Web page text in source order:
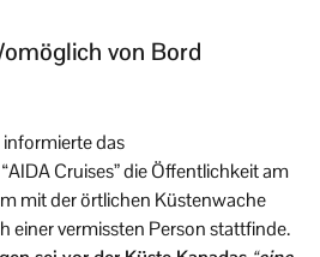
von Bord
das
Cruises” die Öffentlichkeit am
mit der örtlichen Küstenwache
einer vermissten Person stattfinde.